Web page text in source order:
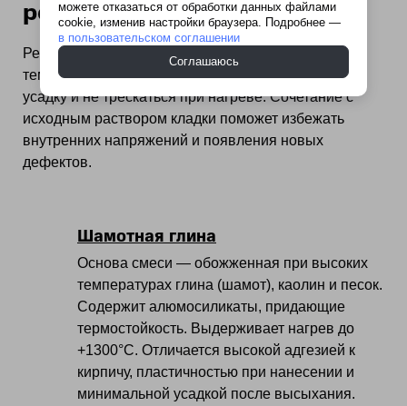
реставрации
Ремонтная смесь должна выдерживать высокие
температуры, быть пластичной, чтобы не давать
усадку и не трескаться при нагреве. Сочетание с
исходным раствором кладки поможет избежать
внутренних напряжений и появления новых
дефектов.
Шамотная глина
Основа смеси — обожженная при высоких
температурах глина (шамот), каолин и песок.
Содержит алюмосиликаты, придающие
термостойкость. Выдерживает нагрев до
+1300°С. Отличается высокой адгезией к
кирпичу, пластичностью при нанесении и
минимальной усадкой после высыхания.
можете отказаться от обработки данных файлами
cookie, изменив настройки браузера. Подробнее —
в пользовательском соглашении
Соглашаюсь